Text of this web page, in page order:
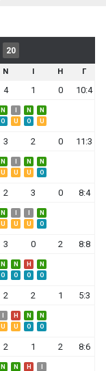
20
Ν Ι Η Γ
4 1 0 10:4
N N
N
O U O U
3 2 0 11:3
N N
N
U U U O
2 3 0 8:4
N
N
U U U O
3 0 2 8:8
N N H
N
O O O O
2 2 1 5:3
H N
N
U U O O
2 1 2 8:6
N N H